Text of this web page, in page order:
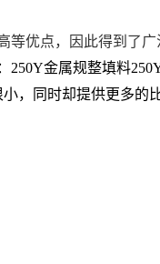
等优点，因此得到了
250Y金属规整填料
，同时却提供更多的